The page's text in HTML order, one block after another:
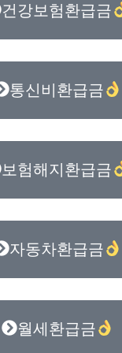
건강보험환급금
통신비환급금
보험해지환급금
자동차환급금
월세환급금